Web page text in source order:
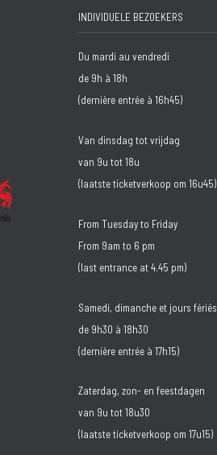
INDIVIDUELE BEZOEKERS
Du mardi au vendredi
de 9h à 18h
(dernière entrée à 16h45)
Van dinsdag tot vrijdag
van 9u tot 18u
(laatste ticketverkoop om 16u45)
From Tuesday to Friday
From 9am to 6 pm
(last entrance at 4.45 pm)
Samedi, dimanche et jours fériés
de 9h30 à 18h30
(dernière entrée à 17h15)
Zaterdag, zon- en feestdagen
van 9u tot 18u30
(laatste ticketverkoop om 17u15)